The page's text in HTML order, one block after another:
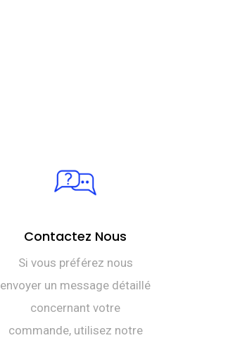
Contactez Nous
Si vous préférez nous
envoyer un message détaillé
concernant votre
commande, utilisez notre